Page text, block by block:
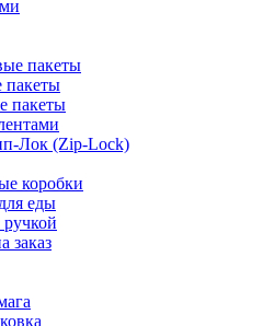
пакеты
пакеты
Лок (Zip-Lock)
коробки
еды
заказ